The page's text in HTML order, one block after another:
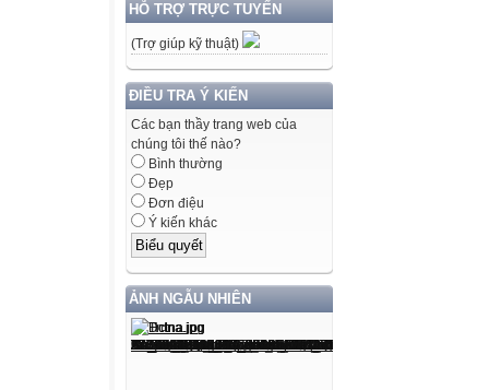
HỖ TRỢ TRỰC TUYẾN
(Trợ giúp kỹ thuật)
ĐIỀU TRA Ý KIẾN
Các bạn thầy trang web của
chúng tôi thế nào?
Bình thường
Đẹp
Đơn điệu
Ý kiến khác
ẢNH NGẪU NHIÊN